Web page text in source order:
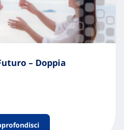
– Doppia